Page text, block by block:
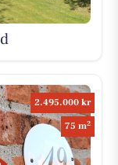
2.495.000 kr
75 m2